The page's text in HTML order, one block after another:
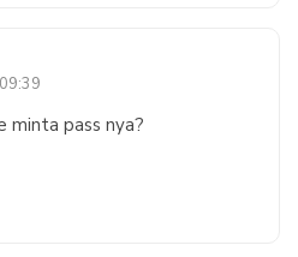
minta pass nya?